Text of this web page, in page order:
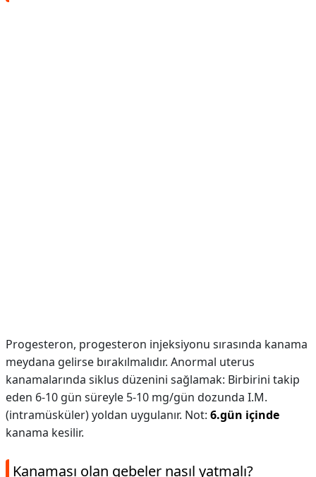
Progesteron, progesteron injeksiyonu sırasında kanama
meydana gelirse bırakılmalıdır. Anormal uterus
kanamalarında siklus düzenini sağlamak: Birbirini takip
eden 6-10 gün süreyle 5-10 mg/gün dozunda I.M.
(intramüsküler) yoldan uygulanır. Not: 6.gün içinde
kanama kesilir.
Kanaması olan gebeler nasıl yatmalı?